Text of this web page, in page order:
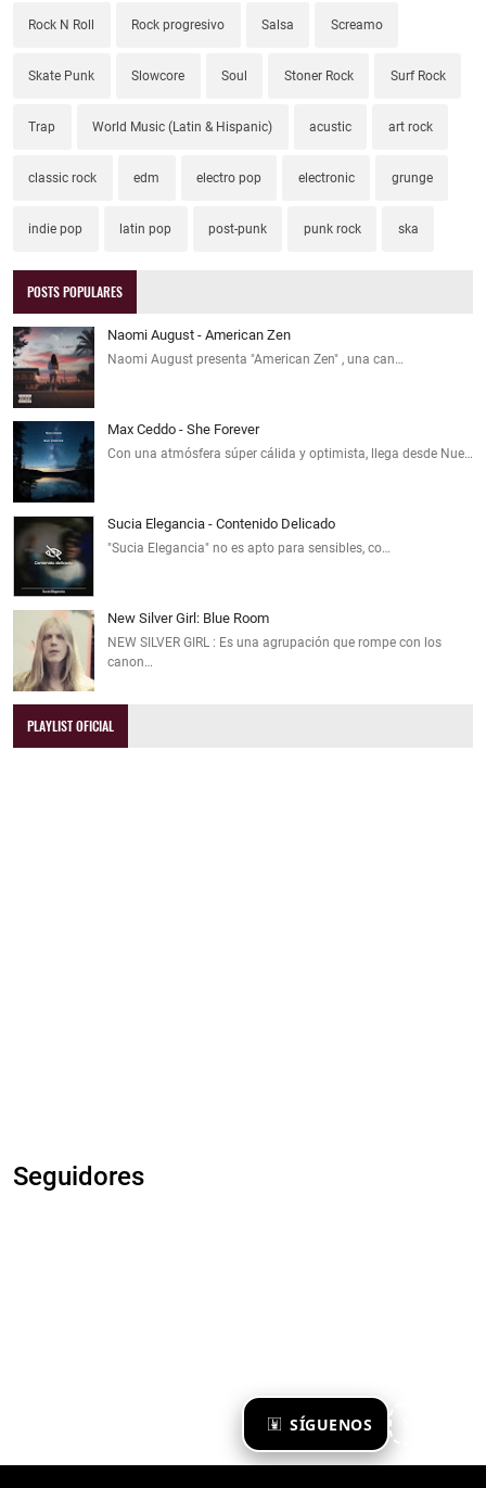
SÍGUENOS
Rock N Roll Rock progresivo Salsa Screamo
Skate Punk Slowcore Soul Stoner Rock Surf Rock
Trap World Music (Latin & Hispanic) acustic art rock
classic rock edm electro pop electronic grunge
indie pop latin pop post-punk punk rock ska
POSTS POPULARES
Naomi August - American Zen
Naomi August presenta "American Zen" , una can…
Max Ceddo - She Forever
Con una atmósfera súper cálida y optimista, llega desde Nue…
Sucia Elegancia - Contenido Delicado
"Sucia Elegancia" no es apto para sensibles, co…
New Silver Girl: Blue Room
NEW SILVER GIRL : Es una agrupación que rompe con los
canon…
PLAYLIST OFICIAL
Seguidores